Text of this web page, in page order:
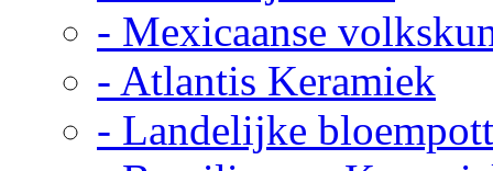
- Mexicaanse
- Atlantis Keramiek
- Landelijke